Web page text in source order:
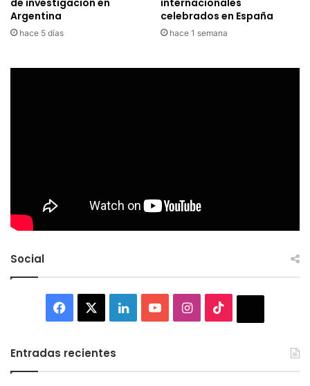
Argentina
hace 5 días
celebrados en España
hace 1 semana
Social
Facebook LinkedInYouTubeInstagram
Entradas recientes